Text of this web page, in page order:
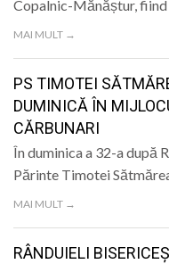
Copalnic-Mănăștur,
MAI MULT →
PS TIMOTEI
DUMINICĂ ÎN
CĂRBUNARI
În duminica a 32-a după
Părinte Timotei
MAI MULT →
RÂNDUIELI